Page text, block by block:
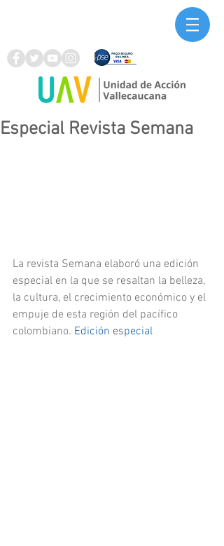
Especial Revista Semana
La revista Semana elaboró una edición
especial en la que se resaltan la belleza,
la cultura, el crecimiento económico y el
empuje de esta región del pacífico
colombiano. Edición especial